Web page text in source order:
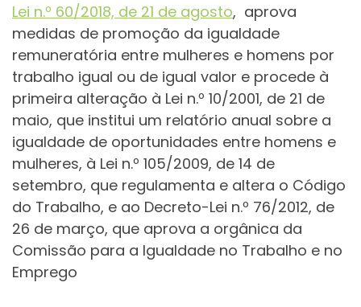
Lei n.º 60/2018, de 21 de agosto, aprova
medidas de promoção da igualdade
remuneratória entre mulheres e homens por
trabalho igual ou de igual valor e procede à
primeira alteração à Lei n.º 10/2001, de 21 de
maio, que institui um relatório anual sobre a
igualdade de oportunidades entre homens e
mulheres, à Lei n.º 105/2009, de 14 de
setembro, que regulamenta e altera o Código
do Trabalho, e ao Decreto-Lei n.º 76/2012, de
26 de março, que aprova a orgânica da
Comissão para a Igualdade no Trabalho e no
Emprego